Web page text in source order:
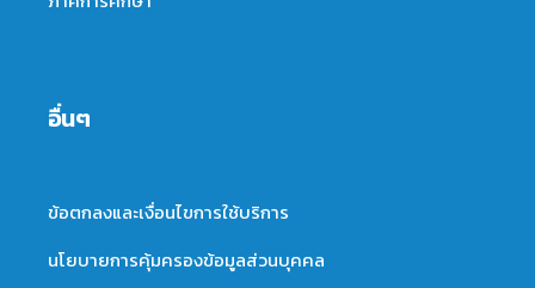
อื่นๆ
ข้อตกลงและเงื่อนไขการใช้บริการ
นโยบายการคุ้มครองข้อมูลส่วนบุคคล